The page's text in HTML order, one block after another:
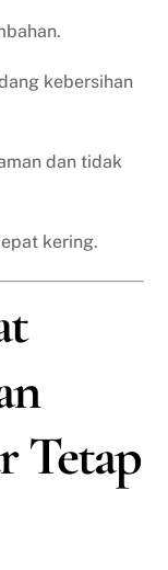
kebersihan
dan tidak
kering.
Tetap